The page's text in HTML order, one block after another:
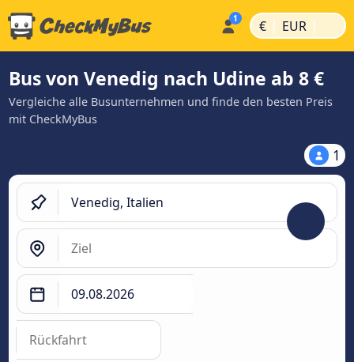
€ | EUR |
Bus von Venedig nach Udine ab 8 €
Vergleiche alle Busunternehmen und finde den besten Preis
mit CheckMyBus
1